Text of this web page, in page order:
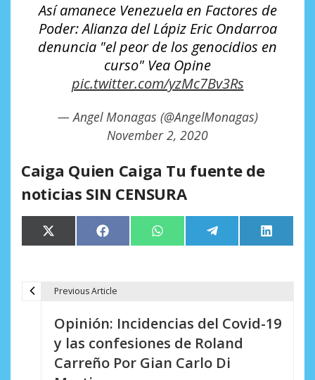
Así amanece Venezuela en Factores de
Poder: Alianza del Lápiz Eric Ondarroa
denuncia "el peor de los genocidios en
curso" Vea Opine
pic.twitter.com/yzMc7Bv3Rs
— Angel Monagas (@AngelMonagas)
November 2, 2020
Caiga Quien Caiga Tu fuente de
noticias SIN CENSURA
Compartir
en
X
(Twitter)
Compartir
en
Facebook Compartir
en
WhatsApp Compartir
en
Telegram
en
LinkedIn
Previous Article
Opinión: Incidencias del Covid-19
y las confesiones de Roland
Carreño Por Gian Carlo Di